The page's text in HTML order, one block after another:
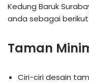
Kedung Baruk
anda sebagai
Taman
Ciri-ciri desain